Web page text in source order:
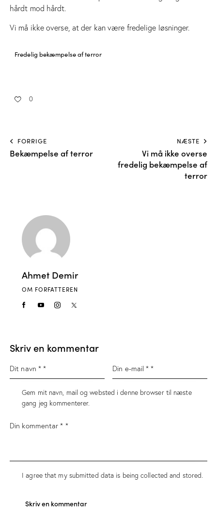
hårdt mod hårdt.
Vi må ikke overse, at der kan være fredelige løsninger.
Fredelig bekæmpelse af terror
0
FORRIGE
Bekæmpelse af terror
NÆSTE
Vi må ikke overse
fredelig bekæmpelse af
terror
Ahmet Demir
OM FORFATTEREN
Skriv en kommentar
Gem mit navn, mail og websted i denne browser til næste
gang jeg kommenterer.
I agree that my submitted data is beingcollected and stored.